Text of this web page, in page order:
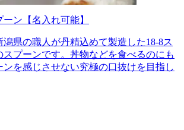
ン【名入れ可能】
潟県の職人が丹精込めて製造した18-8ス
スプーンです。丼物などを食べるのにも
ンを感じさせない究極の口抜けを目指し